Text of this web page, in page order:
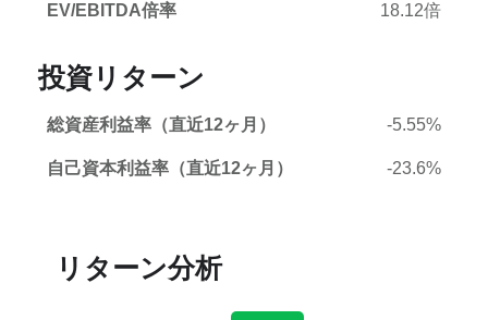
EV/EBITDA倍率 18.12倍
投資リターン
総資産利益率（直近12ヶ月） -5.55%
自己資本利益率（直近12ヶ月） -23.6%
リターン分析